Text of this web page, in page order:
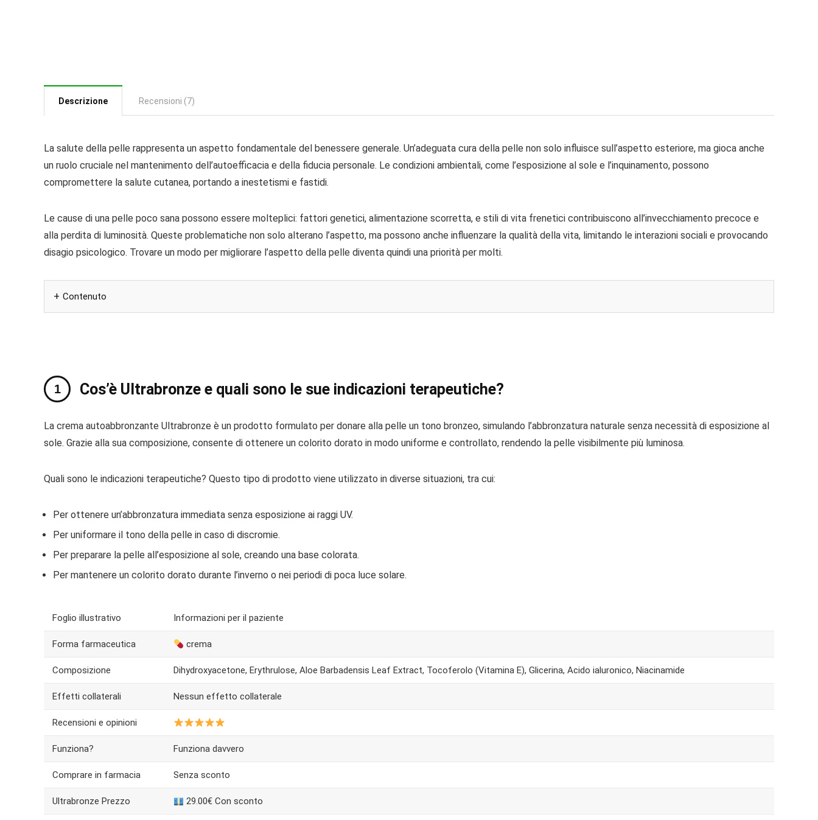
Descrizione Recensioni (7)
La salute della pelle rappresenta un aspetto fondamentale del benessere generale. Un’adeguata cura della pelle non solo influisce sull’aspetto esteriore, ma gioca anche
un ruolo cruciale nel mantenimento dell’autoefficacia e della fiducia personale. Le condizioni ambientali, come l’esposizione al sole e l’inquinamento, possono
compromettere la salute cutanea, portando a inestetismi e fastidi.
Le cause di una pelle poco sana possono essere molteplici: fattori genetici, alimentazione scorretta, e stili di vita frenetici contribuiscono all’invecchiamento precoce e
alla perdita di luminosità. Queste problematiche non solo alterano l’aspetto, ma possono anche influenzare la qualità della vita, limitando le interazioni sociali e provocando
disagio psicologico. Trovare un modo per migliorare l’aspetto della pelle diventa quindi una priorità per molti.
Contenuto
Cos’è Ultrabronze e quali sono le sue indicazioni terapeutiche?
La crema autoabbronzante Ultrabronze è un prodotto formulato per donare alla pelle un tono bronzeo, simulando l’abbronzatura naturale senza necessità di esposizione al
sole. Grazie alla sua composizione, consente di ottenere un colorito dorato in modo uniforme e controllato, rendendo la pelle visibilmente più luminosa.
Quali sono le indicazioni terapeutiche? Questo tipo di prodotto viene utilizzato in diverse situazioni, tra cui:
Per ottenere un’abbronzatura immediata senza esposizione ai raggi UV.
Per uniformare il tono della pelle in caso di discromie.
Per preparare la pelle all’esposizione al sole, creando una base colorata.
Per mantenere un colorito dorato durante l’inverno o nei periodi di poca luce solare.
Foglio illustrativo Informazioni per il paziente
Forma farmaceutica crema
Composizione Dihydroxyacetone, Erythrulose, Aloe Barbadensis Leaf Extract, Tocoferolo (Vitamina E), Glicerina, Acido ialuronico, Niacinamide
Effetti collaterali Nessun effetto collaterale
Recensioni e opinioni
Funziona? Funziona davvero
Comprare in farmacia Senza sconto
Ultrabronze Prezzo 29.00€ Con sconto